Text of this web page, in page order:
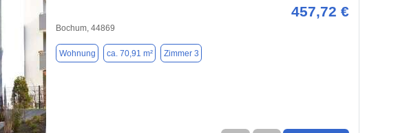
457,72 €
Bochum, 44869
Wohnung ca. 70,91 m² Zimmer 3